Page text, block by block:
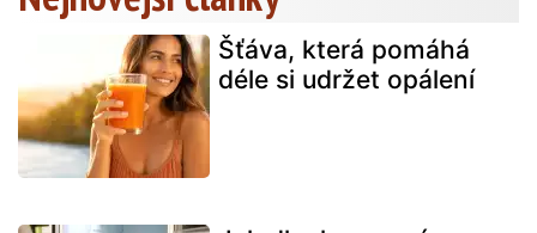
Šťáva, která pomáhá
déle si udržet opálení